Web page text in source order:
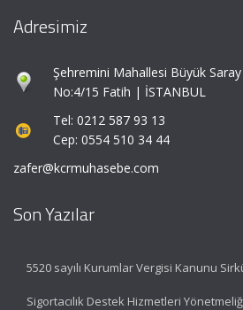
Adresimiz
Şehremini Mahallesi Büyük Saray
No:4/15 Fatih | İSTANBUL
Tel: 0212 587 93 13
Cep: 0554 510 34 44
zafer@kcrmuhasebe.com
Son Yazılar
5520 sayılı Kurumlar Vergisi Kanunu
Sigortacılık Destek Hizmetleri